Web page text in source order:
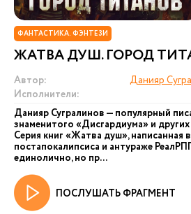
ФАНТАСТИКА. ФЭНТЕЗИ
ЖАТВА ДУШ. ГОРОД
Автор:
Данияр
Исполнители:
Данияр Сугралинов — популярный
знаменитого «Дисгардиума» и
Серия книг «Жатва душ», написанная
постапокалипсиса и антураже
единолично, но пр...
ПОСЛУШАТЬ ФРАГМЕНТ